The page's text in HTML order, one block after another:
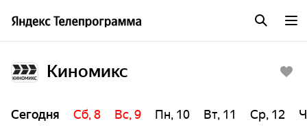
Киномикс
Сегодня Сб, 8 Вс, 9 Пн, 10 Вт, 11 Ср, 12